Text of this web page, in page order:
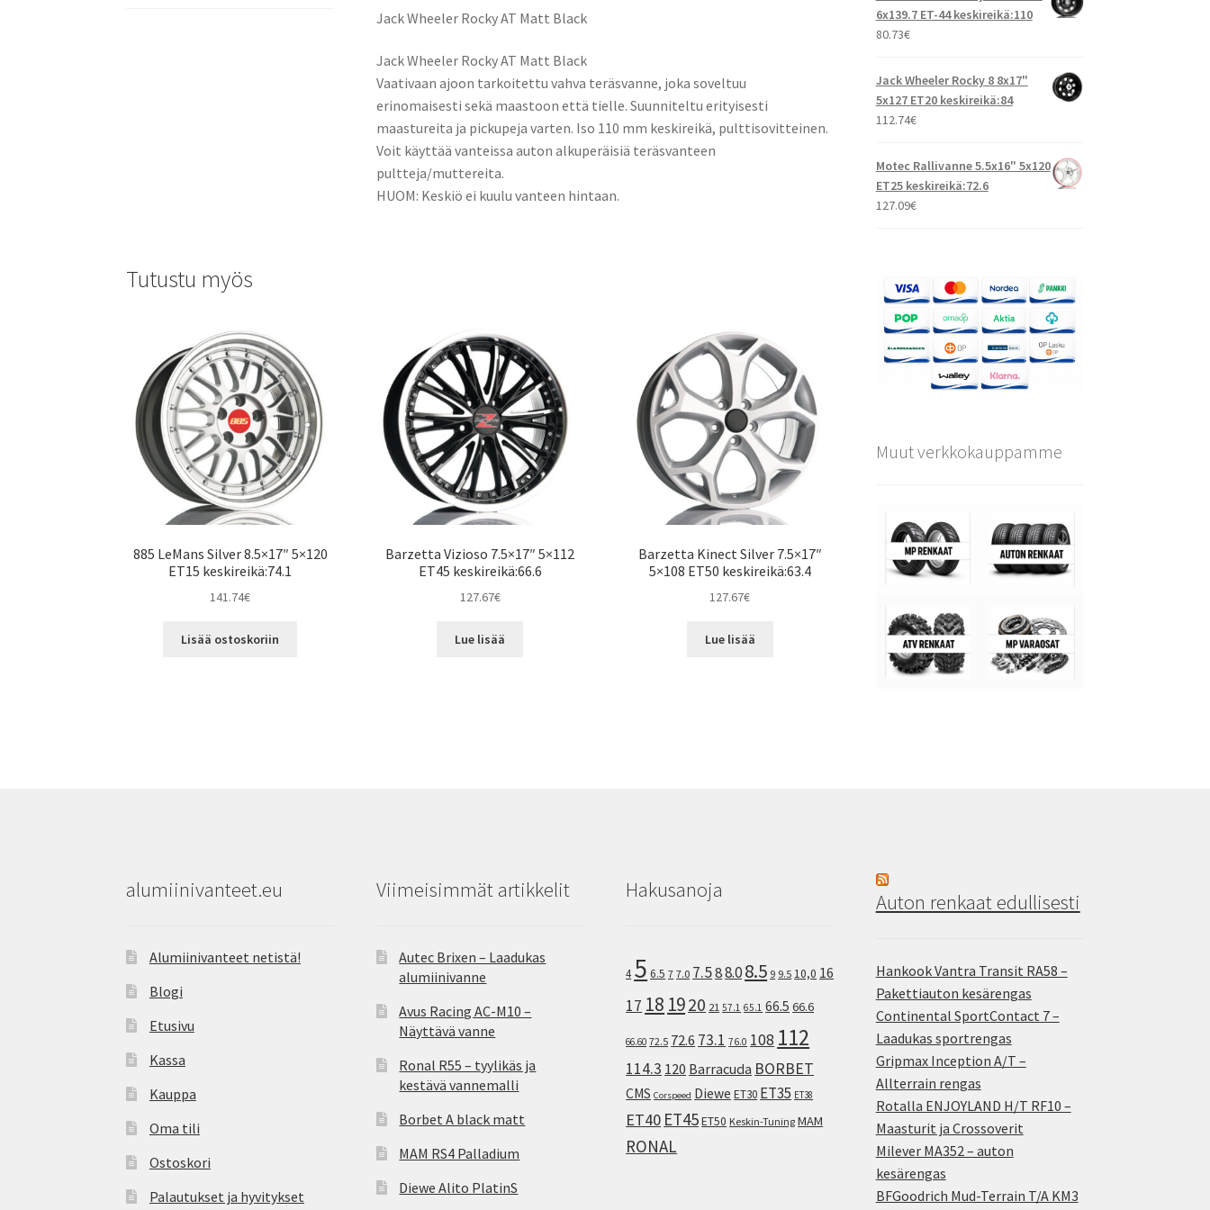
Jack Wheeler Rocky AT Matt Black
Jack Wheeler Rocky AT Matt Black
Vaativaan ajoon tarkoitettu vahva teräsvanne, joka soveltuu
erinomaisesti sekä maastoon että tielle. Suunniteltu erityisesti
maastureita ja pickupeja varten. Iso 110 mm keskireikä, pulttisovitteinen.
Voit käyttää vanteissa auton alkuperäisiä teräsvanteen
pultteja/muttereita.
HUOM: Keskiö ei kuulu vanteen hintaan.
Tutustu myös
885 LeMans Silver 8.5×17″ 5×120
ET15 keskireikä:74.1
141.74€
Lisää ostoskoriin
Barzetta Vizioso 7.5×17″ 5×112
ET45 keskireikä:66.6
127.67€
Lue lisää
Barzetta Kinect Silver 7.5×17″
5×108 ET50 keskireikä:63.4
127.67€
Lue lisää
6x139.7 ET-44 keskireikä:110
80.73€
Jack Wheeler Rocky 8 8x17"
5x127 ET20 keskireikä:84
112.74€
Motec Rallivanne 5.5x16" 5x120
ET25 keskireikä:72.6
127.09€
Muut verkkokauppamme
alumiinivanteet.eu
Alumiinivanteet netistä!
Blogi
Etusivu
Kassa
Kauppa
Oma tili
Ostoskori
Palautukset ja hyvitykset
Viimeisimmät artikkelit
Autec Brixen – Laadukas
alumiinivanne
Avus Racing AC-M10 –
Näyttävä vanne
Ronal R55 – tyylikäs ja
kestävä vannemalli
Borbet A black matt
MAM RS4 Palladium
Diewe Alito PlatinS
Hakusanoja
4 5 6.5 7 7.0 7.588.08.5 9 9.5 10,0 16
17 18 1920 21 57.1 65.1 66.5 66.6
66.60 72.5 72.6 73.1 76.0 108 112
114.3 120 Barracuda BORBET
CMS Corspeed Diewe ET30 ET35 ET38
ET40 ET45ET50 Keskin-Tuning MAM
RONAL
Auton renkaat edullisesti
Hankook Vantra Transit RA58 –
Pakettiauton kesärengas
Continental SportContact 7 –
Laadukas sportrengas
Gripmax Inception A/T –
Allterrain rengas
Rotalla ENJOYLAND H/T RF10 –
Maasturit ja Crossoverit
Milever MA352 – auton
kesärengas
BFGoodrich Mud-Terrain T/A KM3